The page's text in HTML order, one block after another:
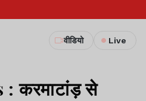
वीडियो Live
करमाटांड़ से